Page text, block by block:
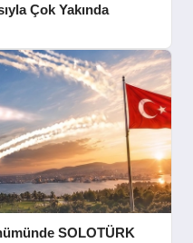
Çok Yakında
SOLOTÜRK